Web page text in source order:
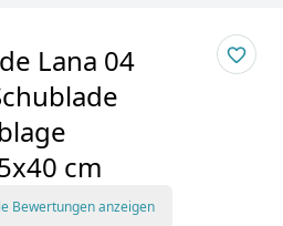
Lana 04
cm
Bewertungen anzeigen